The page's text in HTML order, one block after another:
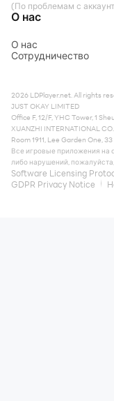
(По проблемам с
О нас
О нас
Сотрудничество
2026 LDPlayer.net. All rights
JUST OKAY LIMITED
Office F, 12/F, YHC Tower, 1
XUANZHI INTERNATIONAL
Room 1911, Lee Garden One,
Все игровые приложения на
либо нарушений,
Software Licensing
GDPR Privacy Notice